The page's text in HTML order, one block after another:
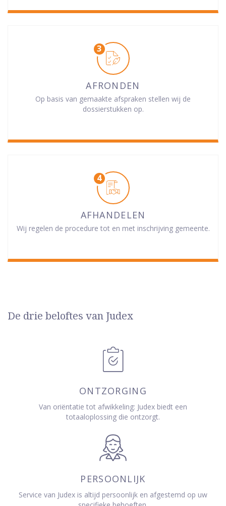
AFRONDEN
Op basis van gemaakte afspraken stellen wij de
dossierstukken op.
AFHANDELEN
Wij regelen de procedure tot en met inschrijving gemeente.
De drie beloftes van Judex
ONTZORGING
Van oriëntatie tot afwikkeling: Judex biedt een
totaaloplossing die ontzorgt.
PERSOONLIJK
Service van Judex is altijd persoonlijk en afgestemd op uw